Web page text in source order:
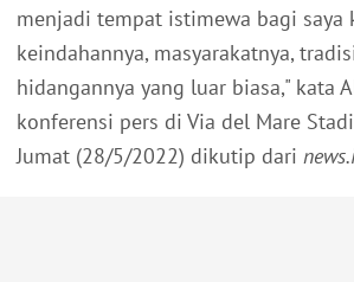
menjadi tempat istimewa bagi saya
keindahannya, masyarakatnya,
hidangannya yang luar biasa," kata
konferensi pers di Via del Mare
Jumat (28/5/2022) dikutip dari